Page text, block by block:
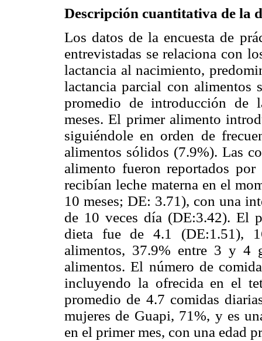
Descripción cuantitativa de la
Los datos de la encuesta de
entrevistadas se relaciona con
lactancia al nacimiento,
lactancia parcial con
promedio de introducción de
meses. El primer alimento
siguiéndole en orden de
alimentos sólidos (7.9%). Las
alimento fueron reportados
recibían leche materna en el
10 meses; DE: 3.71), con una
de 10 veces día (DE:3.42). El
dieta fue de 4.1 (DE:1.51),
alimentos, 37.9% entre 3 y
alimentos. El número de
incluyendo la ofrecida en el
promedio de 4.7 comidas
mujeres de Guapi, 71%, y es
en el primer mes, con una edad